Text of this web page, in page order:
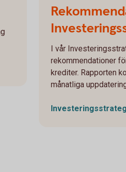
I vår
rekommendationer
krediter. Rapporten
månatliga